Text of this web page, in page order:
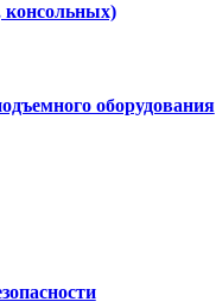
консольных)
оборудования